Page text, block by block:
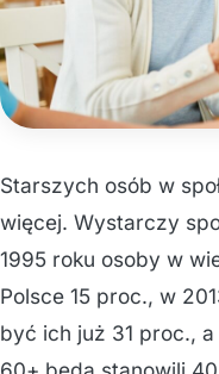
Starszych osób w
więcej. Wystarczy
1995 roku osoby w
Polsce 15 proc., w
być ich już 31 proc.,